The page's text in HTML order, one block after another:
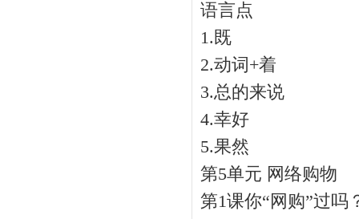
语言点
1.既
2.动词+着
3.总的来说
4.幸好
5.果然
第5单元 网络购物
第1课你“网购”过吗